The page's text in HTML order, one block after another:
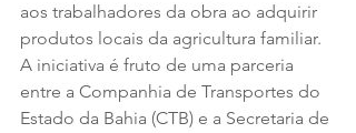
aos trabalhadores da obra ao adquirir
produtos locais da agricultura familiar.
A iniciativa é fruto de uma parceria
entre a Companhia de Transportes do
Estado da Bahia (CTB) e a Secretaria de